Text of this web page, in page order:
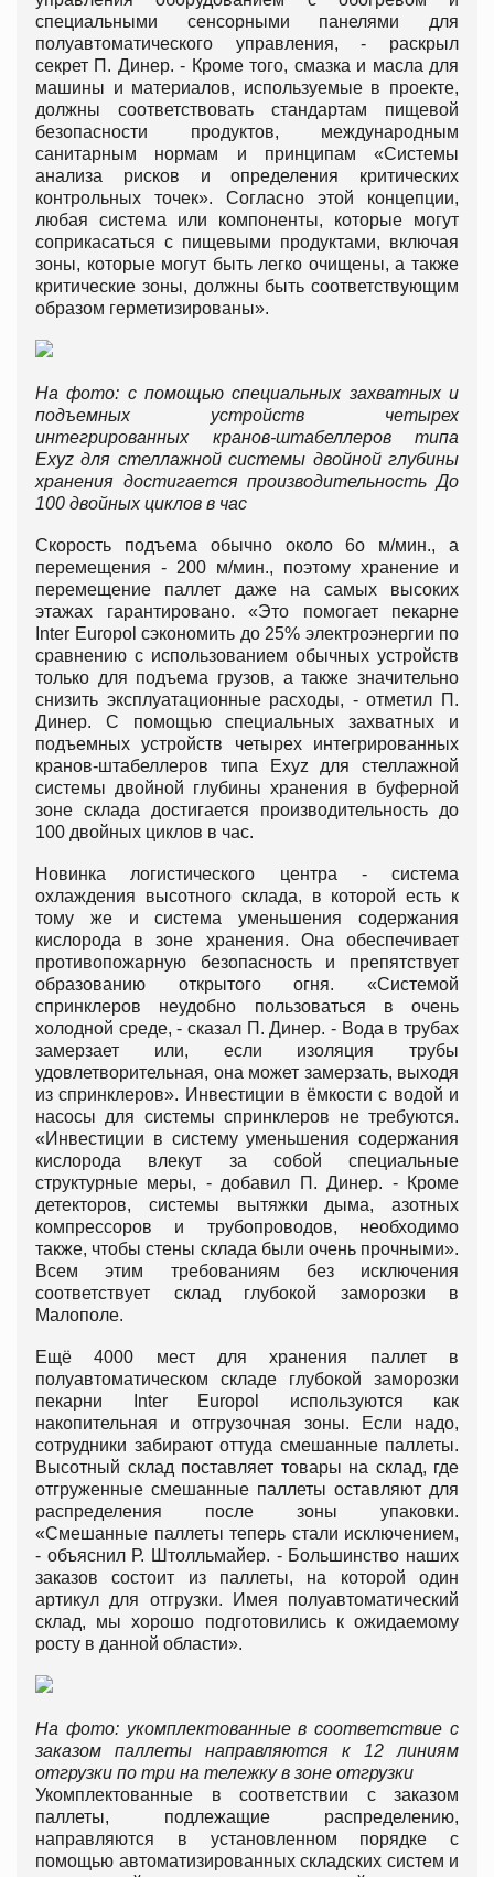
специальными сенсорными панелями для
полуавтоматического управления, - раскрыл
секрет П. Динер. - Кроме того, смазка и масла для
машины и материалов, используемые в проекте,
должны соответствовать стандартам пищевой
безопасности продуктов, международным
санитарным нормам и принципам «Системы
анализа рисков и определения критических
контрольных точек». Согласно этой концепции,
любая система или компоненты, которые могут
соприкасаться с пищевыми продуктами, включая
зоны, которые могут быть легко очищены, а также
критические зоны, должны быть соответствующим
образом герметизированы».
На фото: с помощью специальных захватных и
подъемных устройств четырех
интегрированных кранов-штабеллеров типа
Exyz для стеллажной системы двойной глубины
хранения достигается производительность До
100 двойных циклов в час
Скорость подъема обычно около 6о м/мин., а
перемещения - 200 м/мин., поэтому хранение и
перемещение паллет даже на самых высоких
этажах гарантировано. «Это помогает пекарне
Inter Europol сэкономить до 25% электроэнергии по
сравнению с использованием обычных устройств
только для подъема грузов, а также значительно
снизить эксплуатационные расходы, - отметил П.
Динер. С помощью специальных захватных и
подъемных устройств четырех интегрированных
кранов-штабеллеров типа Exyz для стеллажной
системы двойной глубины хранения в буферной
зоне склада достигается производительность до
100 двойных циклов в час.
Новинка логистического центра - система
охлаждения высотного склада, в которой есть к
тому же и система уменьшения содержания
кислорода в зоне хранения. Она обеспечивает
противопожарную безопасность и препятствует
образованию открытого огня. «Системой
спринклеров неудобно пользоваться в очень
холодной среде, - сказал П. Динер. - Вода в трубах
замерзает или, если изоляция трубы
удовлетворительная, она может замерзать, выходя
из спринклеров». Инвестиции в ёмкости с водой и
насосы для системы спринклеров не требуются.
«Инвестиции в систему уменьшения содержания
кислорода влекут за собой специальные
структурные меры, - добавил П. Динер. - Кроме
детекторов, системы вытяжки дыма, азотных
компрессоров и трубопроводов, необходимо
также, чтобы стены склада были очень прочными».
Всем этим требованиям без исключения
соответствует склад глубокой заморозки в
Малополе.
Ещё 4000 мест для хранения паллет в
полуавтоматическом складе глубокой заморозки
пекарни Inter Europol используются как
накопительная и отгрузочная зоны. Если надо,
сотрудники забирают оттуда смешанные паллеты.
Высотный склад поставляет товары на склад, где
отгруженные смешанные паллеты оставляют для
распределения после зоны упаковки.
«Смешанные паллеты теперь стали исключением,
- объяснил Р. Штолльмайер. - Большинство наших
заказов состоит из паллеты, на которой один
артикул для отгрузки. Имея полуавтоматический
склад, мы хорошо подготовились к ожидаемому
росту в данной области».
На фото: укомплектованные в соответствие с
заказом паллеты направляются к 12 линиям
отгрузки по три на тележку в зоне отгрузки
Укомплектованные в соответствии с заказом
паллеты, подлежащие распределению,
направляются в установленном порядке с
помощью автоматизированных складских систем и